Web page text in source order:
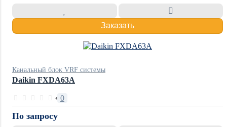
Заказать
Канальный блок VRF системы
Daikin FXDA63A
0
По запросу